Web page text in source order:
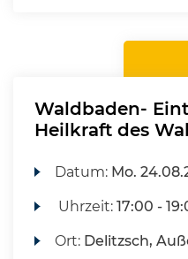
Waldbaden-
Heilkraft des
Datum: Mo.
Uhrzeit:17:00 -
Ort: Delitzsch,